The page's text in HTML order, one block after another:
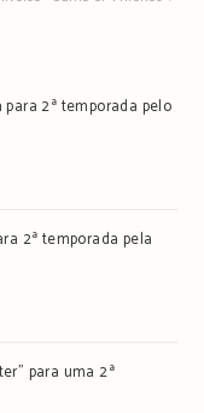
2ª temporada pelo
2ª temporada pela
para uma 2ª